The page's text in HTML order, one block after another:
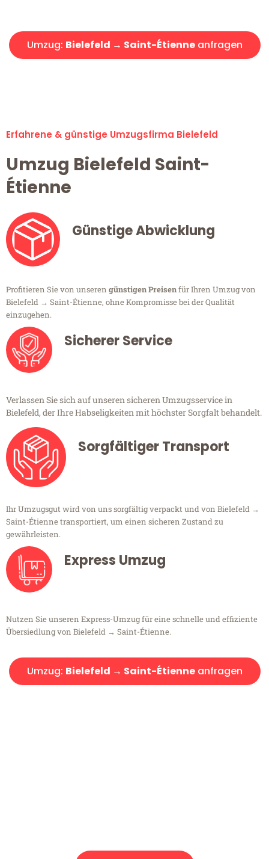
Umzug: Bielefeld → Saint-Étienneanfragen
Erfahrene & günstige Umzugsfirma Bielefeld
Umzug Bielefeld Saint-
Étienne
Günstige Abwicklung
Profitieren Sie von unseren günstigen Preisenfür Ihren Umzug von
Bielefeld → Saint-Étienne, ohne Kompromisse bei der Qualität
einzugehen.
Sicherer Service
Verlassen Sie sich auf unseren sicheren Umzugsservice in
Bielefeld, der Ihre Habseligkeiten mit höchster Sorgfalt behandelt.
Sorgfältiger Transport
Ihr Umzugsgut wird von uns sorgfältig verpackt und von Bielefeld →
Saint-Étienne transportiert, um einen sicheren Zustand zu
gewährleisten.
Express Umzug
Nutzen Sie unseren Express-Umzug für eine schnelle und effiziente
Übersiedlung von Bielefeld → Saint-Étienne.
Umzug: Bielefeld → Saint-Étienneanfragen